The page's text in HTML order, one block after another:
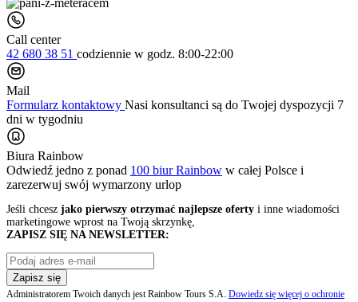
Call center
42 680 38 51 codziennie w godz. 8:00-22:00
Mail
Formularz kontaktowy Nasi konsultanci są do Twojej dyspozycji 7
dni w tygodniu
Biura Rainbow
Odwiedź jedno z ponad 100 biur Rainbow w całej Polsce i
zarezerwuj swój wymarzony urlop
Jeśli chcesz jako pierwszy otrzymać najlepsze oferty i inne wiadomości
marketingowe wprost na Twoją skrzynkę,
ZAPISZ SIĘ NA NEWSLETTER:
Zapisz się
Administratorem Twoich danych jest Rainbow Tours S.A. Dowiedz się więcej o ochronie